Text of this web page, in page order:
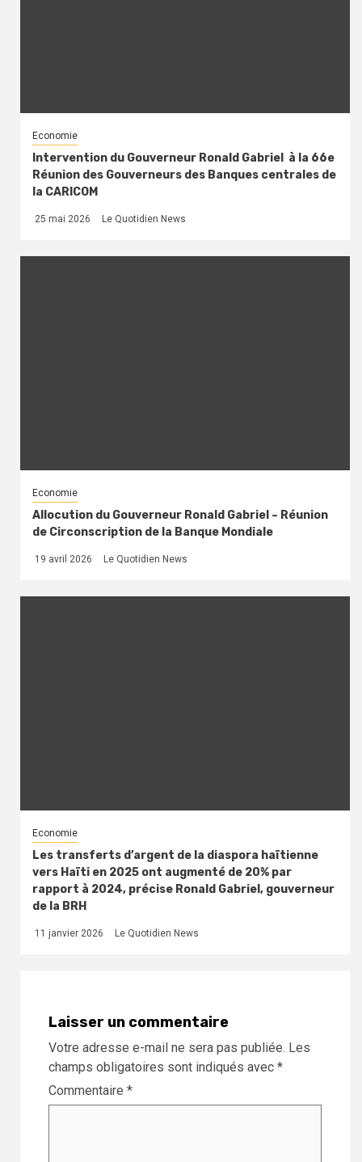
Economie
Intervention du Gouverneur Ronald Gabriel à la 66e
Réunion des Gouverneurs des Banques centrales de
la CARICOM
25 mai 2026 Le Quotidien News
Economie
Allocution du Gouverneur Ronald Gabriel – Réunion
de Circonscription de la Banque Mondiale
19 avril 2026 Le Quotidien News
Economie
Les transferts d’argent de la diaspora haïtienne
vers Haïti en 2025 ont augmenté de 20% par
rapport à 2024, précise Ronald Gabriel, gouverneur
de la BRH
11 janvier 2026 Le Quotidien News
Laisser un commentaire
Votre adresse e-mail ne sera pas publiée. Les
champs obligatoires sont indiqués avec *
Commentaire *